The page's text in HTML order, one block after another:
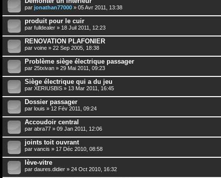
par jonathan77000 » 05 Avr 2011, 13:38
produit pour le cuir
par fulldealer » 18 Juil 2011, 12:23
RENOVATION PLAFONIER
par voine » 22 Sep 2005, 18:38
Problème siège électrique passager
par 25txivan » 29 Mai 2011, 09:23
Siège électrique qui a du jeu
par XERIUSBIS » 13 Mar 2011, 16:45
Dossier passager
par louis » 12 Fév 2011, 09:24
Accoudoir central
par abra77 » 09 Jan 2011, 12:06
joints toit ouvrant
par vancis » 17 Déc 2010, 08:58
lève-vitre
par daures.didier » 24 Oct 2010, 16:32